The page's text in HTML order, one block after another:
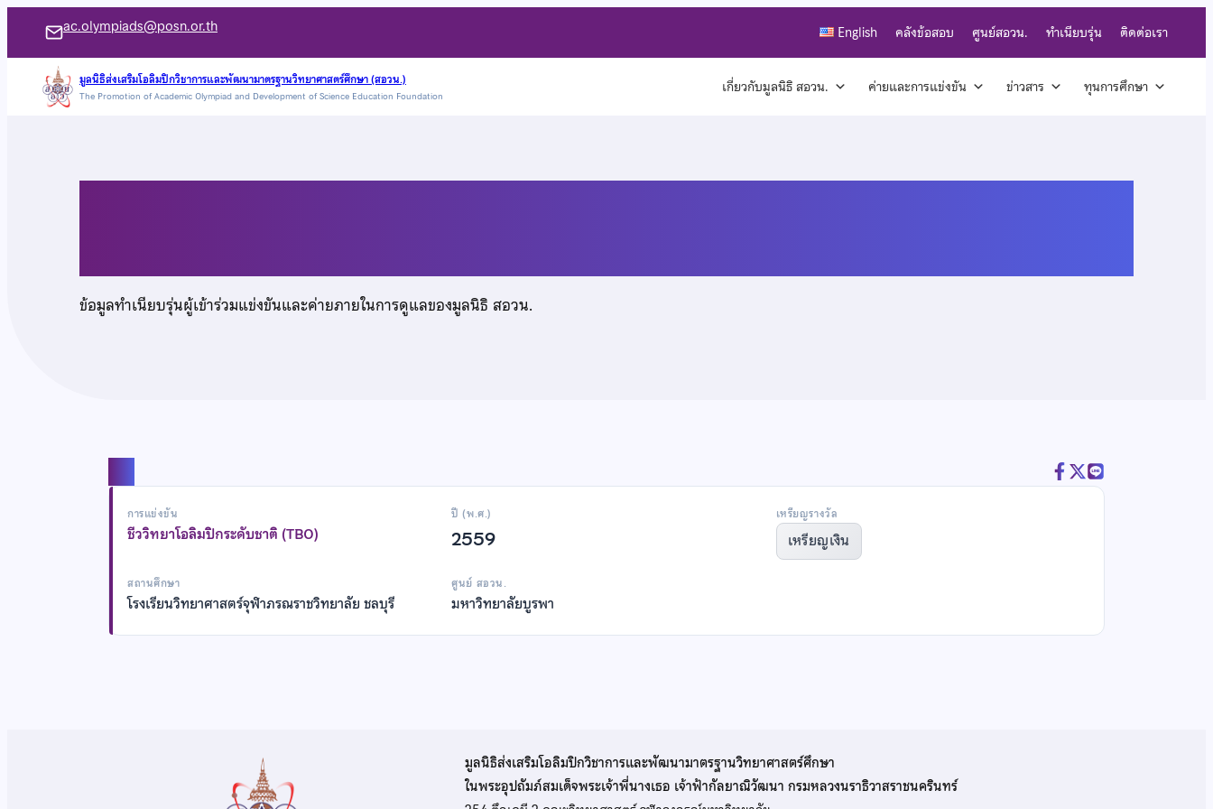
เนื้อหา
ac.olympiads@posn.or.th English คลังข้อสอบ ศูนย์สอวน. ทำเนียบรุ่น ติดต่อเรา
มูลนิธิส่งเสริมโอลิมปิกวิชาการและพัฒนามาตรฐานวิทยาศาสตร์ศึกษา (สอวน.)
The Promotion of Academic Olympiad and Development of Science Education Foundation เกี่ยวกับมูลนิธิ สอวน. ค่ายและการแข่งขัน ข่าวสาร ทุนการศึกษา
ข้อมูลทำเนียบรุ่นผู้เข้าร่วมแข่งขันและค่ายภายในการดูแลของมูลนิธิ สอวน.
การแข่งขัน
ชีววิทยาโอลิมปิกระดับชาติ (TBO)
ปี (พ.ศ.)
2559
เหรียญรางวัล
เหรียญเงิน
สถานศึกษา
โรงเรียนวิทยาศาสตร์จุฬาภรณราชวิทยาลัย ชลบุรี
ศูนย์ สอวน.
มหาวิทยาลัยบูรพา
มูลนิธิส่งเสริมโอลิมปิกวิชาการและพัฒนามาตรฐานวิทยาศาสตร์ศึกษา
ในพระอุปถัมภ์สมเด็จพระเจ้าพี่นางเธอ เจ้าฟ้ากัลยาณิวัฒนา กรมหลวงนราธิวาสราชนครินทร์